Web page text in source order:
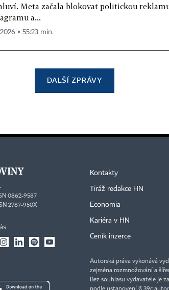
Meta začala blokovat politickou
a...
▪ 55:23 min.
DALŠÍ ZPRÁVY
0862-9587
2787-950X
Kontakty
Tiráž redakce HN
Economia
Kariéra v HN
Ceník inzerce
Autorská práva vykonává
zejména rozmnožování a
Bez souhlasu vydavatele je
podle ustanovení § 39c